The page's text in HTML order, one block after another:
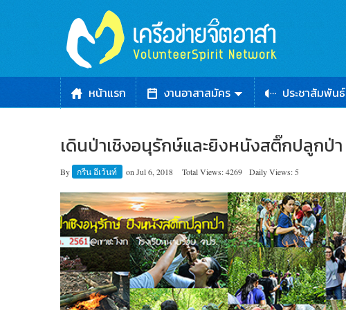
หน้าแรก งานอาสาสมัคร ประชาสัมพันธ์
เดินป่าเชิงอนุรักษ์และยิงหนังสติ๊กปลูกป่า
By กรีน อีเว้นท์ on Jul 6, 2018 Total Views: 4269 Daily Views: 5